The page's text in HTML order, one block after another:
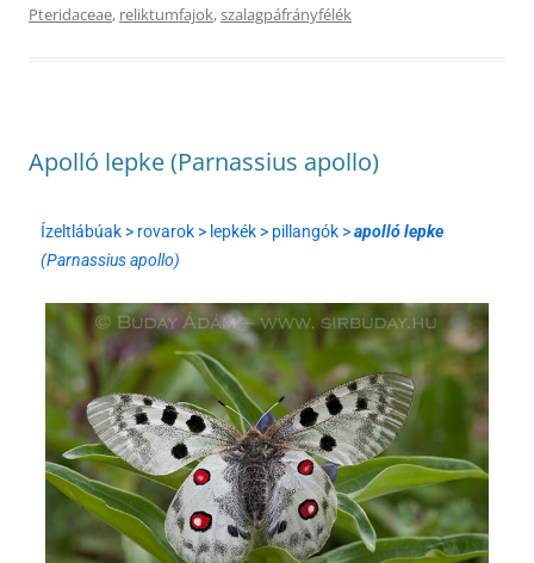
Pteridaceae, reliktumfajok,szalagpáfrányfélék
Apolló lepke (Parnassius apollo)
Ízeltlábúak > rovarok > lepkék > pillangók >apolló lepke
(Parnassius apollo)